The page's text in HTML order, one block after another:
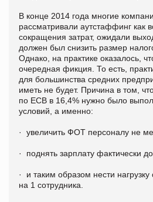
В конце 2014 года многие
рассматривали аутстаффинг как
сокращения затрат, ожидали
должен был снизить размер
Однако, на практике оказалось,
очередная фикция. То есть,
для большинства средних
иметь не будет. Причина в том,
по ЕСВ в 16,4% нужно было
условий, а именно:
· увеличить ФОТ персоналу не
· поднять зарплату фактически
· и таким образом нести
на 1 сотрудника.